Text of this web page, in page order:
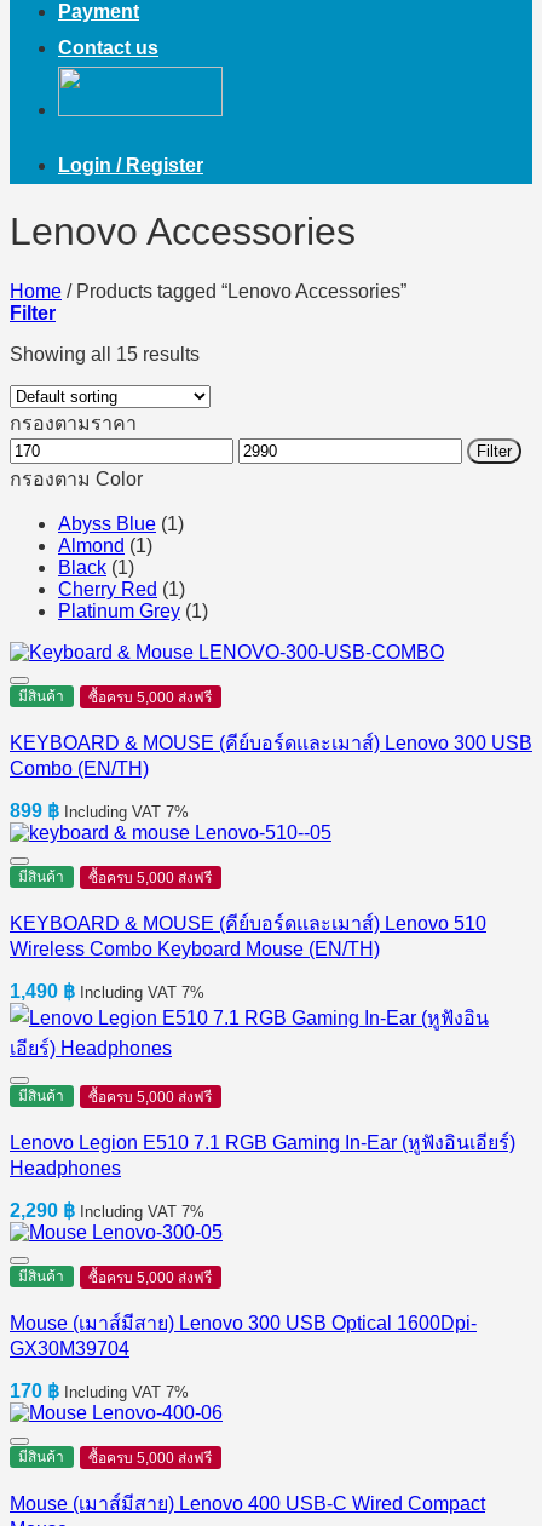
Payment
Contact us
Login / Register
Lenovo Accessories
Home /Products tagged “Lenovo Accessories”
Filter
Showing all 15 results
กรองตามราคา
Min
price
Max
price
Filter
กรองตาม Color
Abyss Blue (1)
Almond (1)
Black (1)
Cherry Red (1)
Platinum Grey (1)
มีสินค้า ซื้อครบ 5,000 ส่งฟรี
KEYBOARD & MOUSE (คีย์บอร์ดและเมาส์) Lenovo 300 USB
Combo (EN/TH)
899 ฿ Including VAT 7%
มีสินค้า ซื้อครบ 5,000 ส่งฟรี
KEYBOARD & MOUSE (คีย์บอร์ดและเมาส์) Lenovo 510
Wireless Combo Keyboard Mouse (EN/TH)
1,490 ฿ Including VAT 7%
มีสินค้า ซื้อครบ 5,000 ส่งฟรี
Lenovo Legion E510 7.1 RGB Gaming In-Ear (หูฟังอินเอียร์)
Headphones
2,290 ฿ Including VAT 7%
มีสินค้า ซื้อครบ 5,000 ส่งฟรี
Mouse (เมาส์มีสาย) Lenovo 300 USB Optical 1600Dpi-
GX30M39704
170 ฿ Including VAT 7%
มีสินค้า ซื้อครบ 5,000 ส่งฟรี
Mouse (เมาส์มีสาย) Lenovo 400 USB-C Wired Compact